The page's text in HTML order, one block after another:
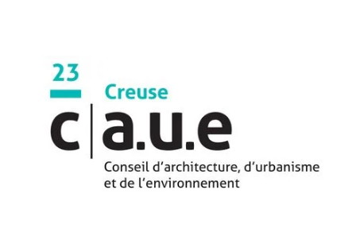
CAUE
23